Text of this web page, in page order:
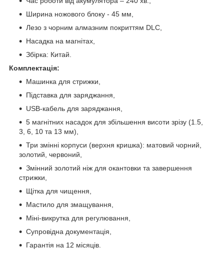
Ширина ножового блоку - 45 мм,
Лезо з чорним алмазним покриттям DLC,
Насадка на магнітах,
Збірка: Китай.
Комплектація:
Машинка для стрижки,
Підставка для заряджання,
USB-кабель для заряджання,
5 магнітних насадок для збільшення висоти зрізу (1.5,
3, 6, 10 та 13 мм),
Три змінні корпуси (верхня кришка): матовий чорний,
золотий, червоний,
Змінний золотий ніж для окантовки та завершення
стрижки,
Щітка для чищення,
Мастило для змащування,
Міні-викрутка для регулювання,
Супровідна документація,
Гарантія на 12 місяців.